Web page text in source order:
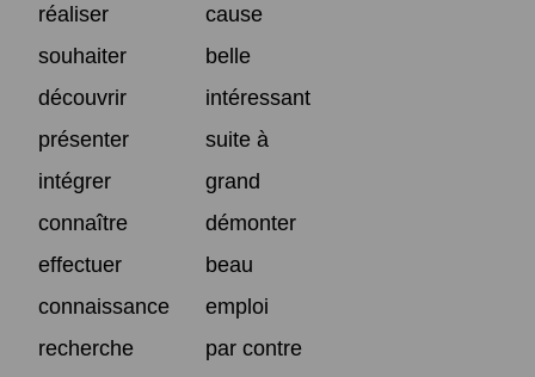
réaliser
cause
souhaiter
belle
découvrir
intéressant
présenter
suite à
intégrer
grand
connaître
démonter
effectuer
beau
connaissance
emploi
recherche
par contre